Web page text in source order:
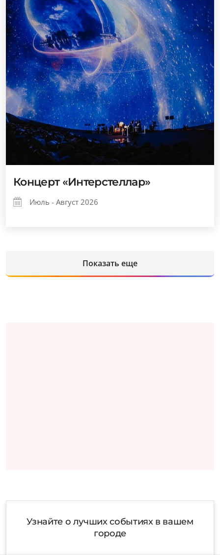
Концерт «Интерстеллар»
Июль - Август 2026
Показать еще
Узнайте о лучших событиях в вашем
городе